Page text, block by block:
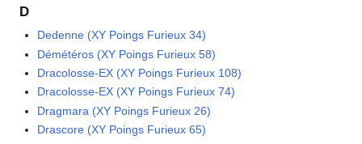
D
Dedenne (XY Poings Furieux 34)
Démétéros (XY Poings Furieux 58)
Dracolosse-EX (XY Poings Furieux 108)
Dracolosse-EX (XY Poings Furieux 74)
Dragmara (XY Poings Furieux 26)
Drascore (XY Poings Furieux 65)